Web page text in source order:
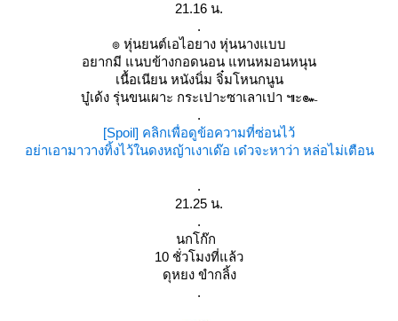
21.16 น.
.
๏ หุ่นยนต์เอไอยาง หุ่นนางแบบ
อยากมี แนบข้างกอดนอน แทนหมอนหนุน
เนื้อเนียน หนังนิ่ม จิ๋มโหนกนูน
บู๋เด้ง รุ่นขนเผาะ กระเปาะซาเลาเปา ๚ะ๛
.
[Spoil] คลิกเพื่อดูข้อความที่ซ่อนไว้
อย่าเอามาวางทิ้งไว้ในดงหญ้าเงาเด๊อ เด๋วจะหาว่า หล่อไม่เตือน
.
21.25 น.
.
นกโก๊ก
10 ชั่วโมงที่แล้ว
ดุหยง ขำกลิ้ง
.